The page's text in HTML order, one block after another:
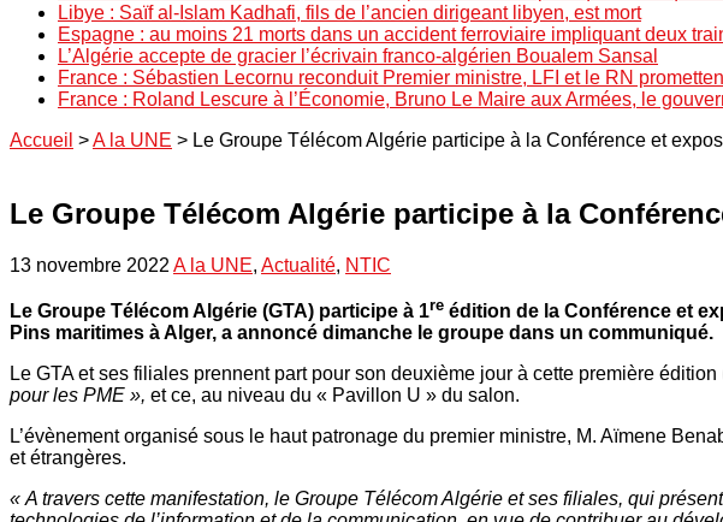
Libye : Saïf al-Islam Kadhafi, fils de l’ancien dirigeant libyen, est mort
Espagne : au moins 21 morts dans un accident ferroviaire impliquant deux
L’Algérie accepte de gracier l’écrivain franco-algérien Boualem Sansal
France : Sébastien Lecornu reconduit Premier ministre, LFI et le RN
France : Roland Lescure à l’Économie, Bruno Le Maire aux Armées, le
Accueil >A la UNE > Le Groupe Télécom Algérie participe à la Conférence et
Le Groupe Télécom Algérie participe à la
13 novembre 2022 A la UNE, Actualité, NTIC
Le Groupe Télécom Algérie (GTA) participe à 1re édition de la Conférence et
Pins maritimes à Alger, a annoncé dimanche le groupe dans un communiqué.
Le GTA et ses filiales prennent part pour son deuxième jour à cette première
pour les PME », et ce, au niveau du « Pavillon U » du salon.
L’évènement organisé sous le haut patronage du premier ministre, M. Aïmene
et étrangères.
« A travers cette manifestation, le Groupe Télécom Algérie et ses filiales, qui